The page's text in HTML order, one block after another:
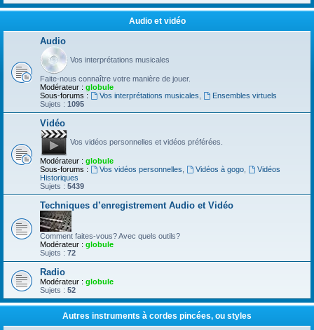
Audio et vidéo
Audio
Vos interprétations musicales
Faite-nous connaître votre manière de jouer.
Modérateur : globule
Sous-forums :
Vos interprétations musicales
Ensembles virtuels
Sujets : 1095
Vidéo
Vos vidéos personnelles et vidéos préférées.
Modérateur : globule
Sous-forums :
Vos vidéos personnelles Vidéos à gogo,
Vidéos
Historiques
Sujets : 5439
Techniques d’enregistrement Audio et Vidéo
Comment faites-vous? Avec quels outils?
Modérateur : globule
Sujets : 72
Radio
Modérateur : globule
Sujets : 52
Autres instruments à cordes pincées, ou styles